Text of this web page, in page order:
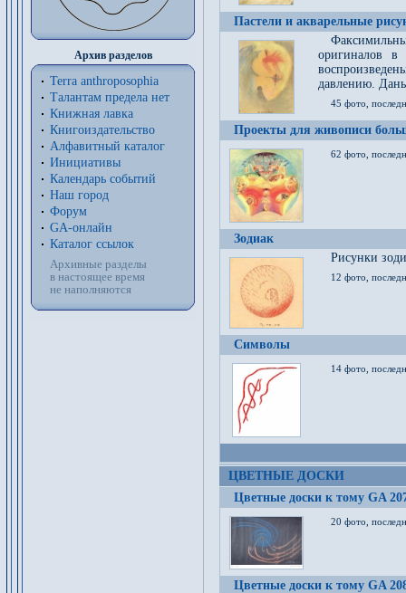
Архив разделов
Terra anthroposophia
Талантам предела нет
Книжная лавка
Книгоиздательство
Алфавитный каталог
Инициативы
Календарь событий
Наш город
Форум
GA-онлайн
Каталог ссылок
Архивные разделы
в настоящее время
не наполняются
Пастели и акварельные
оригиналов
давлению.
45 фото,
Проекты для живописи
62 фото,
Зодиак
Рисунки
12 фото,
Символы
14 фото,
ЦВЕТНЫЕ ДОСКИ
Цветные доски к тому GA
20 фото,
Цветные доски к тому GA